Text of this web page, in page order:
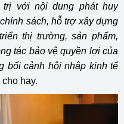
trị với nội dung phát huy
sách, hỗ trợ xây dựng
thị trường, sản phẩm,
tác bảo vệ quyền lợi của
bối cảnh hội nhập kinh tế
hay.